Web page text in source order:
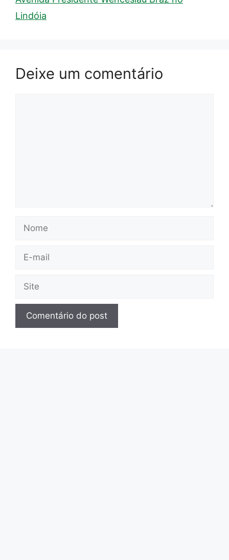
Lindóia
Deixe um comentário
Nome
E-
Site